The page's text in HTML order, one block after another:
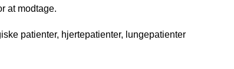
at modtage.
patienter, hjertepatienter, lungepatienter